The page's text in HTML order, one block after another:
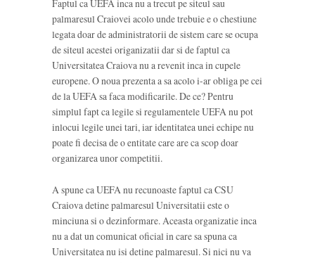
Faptul ca UEFA inca nu a trecut pe siteul sau
palmaresul Craiovei acolo unde trebuie e o chestiune
legata doar de administratorii de sistem care se ocupa
de siteul acestei origanizatii dar si de faptul ca
Universitatea Craiova nu a revenit inca in cupele
europene. O noua prezenta a sa acolo i-ar obliga pe cei
de la UEFA sa faca modificarile. De ce? Pentru
simplul fapt ca legile si regulamentele UEFA nu pot
inlocui legile unei tari, iar identitatea unei echipe nu
poate fi decisa de o entitate care are ca scop doar
organizarea unor competitii.
A spune ca UEFA nu recunoaste faptul ca CSU
Craiova detine palmaresul Universitatii este o
minciuna si o dezinformare. Aceasta organizatie inca
nu a dat un comunicat oficial in care sa spuna ca
Universitatea nu isi detine palmaresul. Si nici nu va